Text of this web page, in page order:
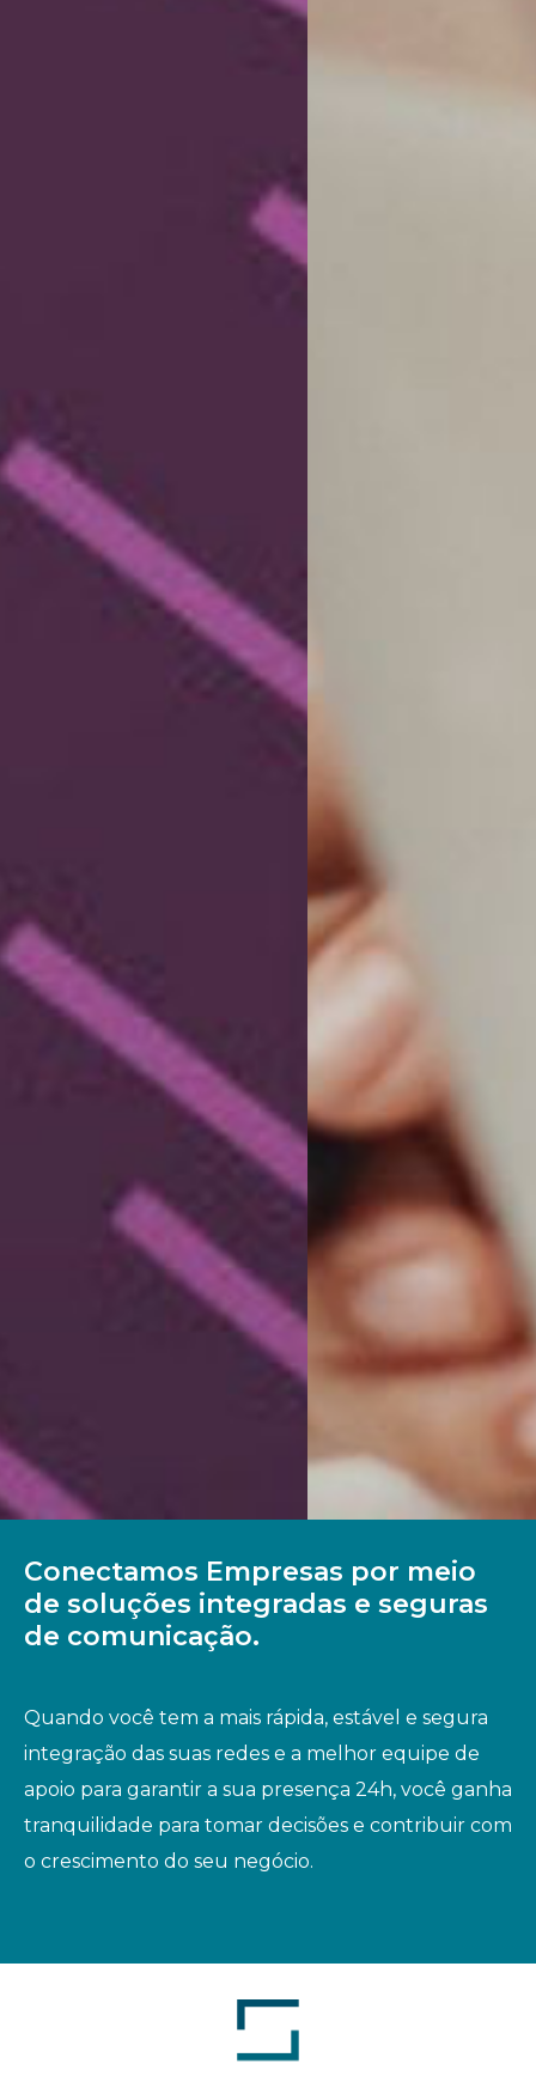
Conectamos Empresas por meio
de soluções integradas e seguras
de comunicação.
Quando você tem a mais rápida, estável e segura
integração das suas redes e a melhor equipe de
apoio para garantir a sua presença 24h, você ganha
tranquilidade para tomar decisões e contribuir com
o crescimento do seu negócio.